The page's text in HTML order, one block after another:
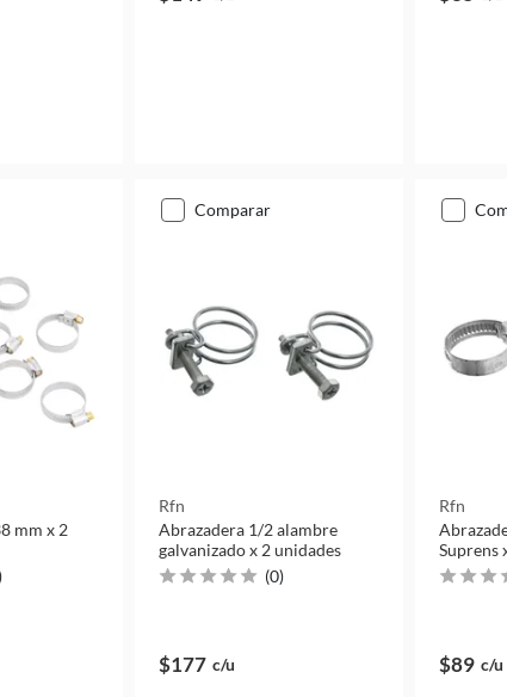
mm x 2
comparar
Rfn
Abrazadera 1/2 alambre
galvanizado x 2 unidades
(0)
$177 c/u
Rfn
Suprens
$89 c/u